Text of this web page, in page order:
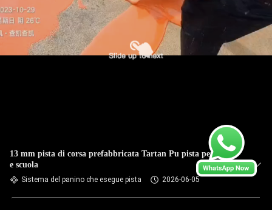
13 mm pista di corsa prefabbricata Tartan Pu pista per stadio
e scuola
Sistema del panino che esegue pista 2026-06-05